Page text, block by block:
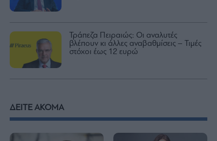
Τράπεζα Πειραιώς: Οι αναλυτές
βλέπουν κι άλλες αναβαθμίσεις – Τιμές
στόχοι έως 12 ευρώ
ΔΕΙΤΕ ΑΚΟΜΑ